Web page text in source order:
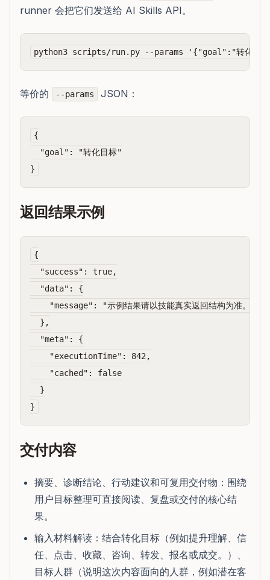
runner 会把它们发送给 AI Skills API。
等价的 --params JSON：
{
  "goal": "转化目标"
返回结果示例
{
  "success": true,
  "data": {
    "message": "示例结果请以技能真实返回结构为准。"
  },
  "meta": {
    "executionTime": 842,
    "cached": false
  }
交付内容
摘要、诊断结论、行动建议和可复用交付物：围绕
用户目标整理可直接阅读、复盘或交付的核心结
果。
输入材料解读：结合转化目标（例如提升理解、信
任、点击、收藏、咨询、转发、报名或成交。）、
目标人群（说明这次内容面向的人群，例如潜在客